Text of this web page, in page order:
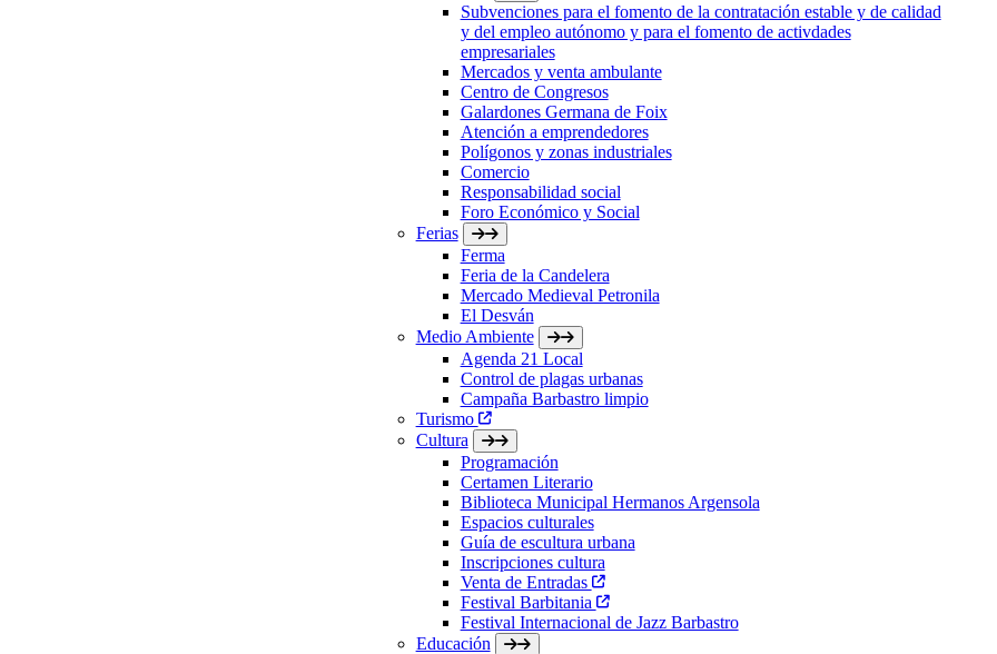
Subvenciones para el fomento de la contratación estable y de calidad
y del empleo autónomo y para el fomento de activdades
empresariales
Mercados y venta ambulante
Centro de Congresos
Galardones Germana de Foix
Atención a emprendedores
Polígonos y zonas industriales
Comercio
Responsabilidad social
Foro Económico y Social
Ferias
Ferma
Feria de la Candelera
Mercado Medieval Petronila
El Desván
Medio Ambiente
Agenda 21 Local
Control de plagas urbanas
Campaña Barbastro limpio
Turismo
Cultura
Programación
Certamen Literario
Biblioteca Municipal Hermanos Argensola
Espacios culturales
Guía de escultura urbana
Inscripciones cultura
Venta de Entradas
Festival Barbitania
Festival Internacional de Jazz Barbastro
Educación